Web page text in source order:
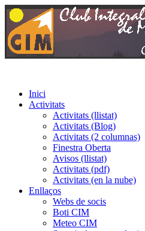
Inici
Activitats
Activitats (llistat)
Activitats (Blog)
Activitats (2 columnas)
Finestra Oberta
Avisos (llistat)
Activitats (pdf)
Activitats (en la nube)
Enllaços
Webs de socis
Boti CIM
Meteo CIM